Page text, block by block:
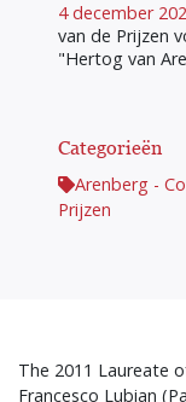
4 december
van de Prijzen
"Hertog van
Categorieën
Arenberg -
Prijzen
The 2011 Laureate
Francesco Lubian